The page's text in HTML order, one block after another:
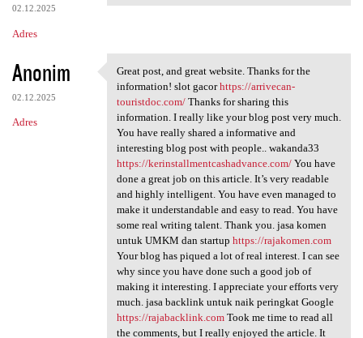
02.12.2025
Adres
Anonim
02.12.2025
Adres
Great post, and great website
Great post, and great website. Thanks for the
information! slot gacorhttps://arrivecan-
touristdoc.com/Thanks for sharing this
information. I really like your blog post very much.
You have really shared a informative and
interesting blog post with people.. wakanda33
https://kerinstallmentcashadvance.com/You have
done a great job on this article. It’s very readable
and highly intelligent. You have even managed to
make it understandable and easy to read. You have
some real writing talent. Thank you. jasa komen
untuk UMKM dan startup https://rajakomen.com
Your blog has piqued a lot of real interest. I can see
why since you have done such a good job of
making it interesting. I appreciate your efforts very
much. jasa backlink untuk naik peringkat Google
https://rajabacklink.comTook me time to read all
the comments, but I really enjoyed the article. It